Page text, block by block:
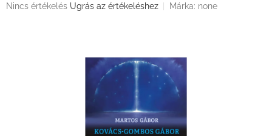
A
Nincs értékelés Ugrás az értékeléshez Márka: none